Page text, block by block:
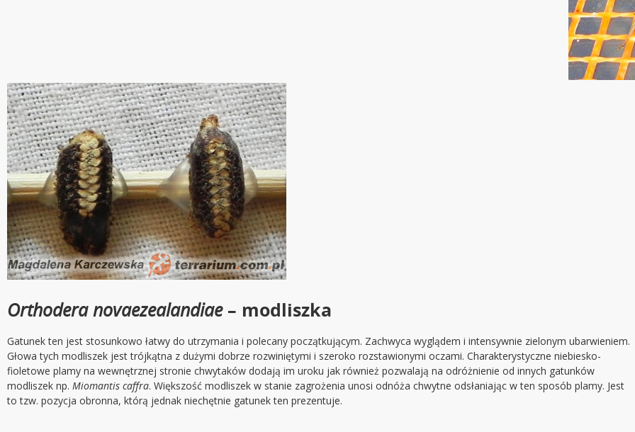
Orthodera novaezealandiae– modliszka
Gatunek ten jest stosunkowo łatwy do utrzymania i polecany początkującym. Zachwyca wyglądem i intensywnie zielonym ubarwieniem.
Głowa tych modliszek jest trójkątna z dużymi dobrze rozwiniętymi i szeroko rozstawionymi oczami. Charakterystyczne niebiesko-
fioletowe plamy na wewnętrznej stronie chwytaków dodają im uroku jak również pozwalają na odróżnienie od innych gatunków
modliszek np. Miomantis caffra. Większość modliszek w stanie zagrożenia unosi odnóża chwytne odsłaniając w ten sposób plamy. Jest
to tzw. pozycja obronna, którą jednak niechętnie gatunek ten prezentuje.